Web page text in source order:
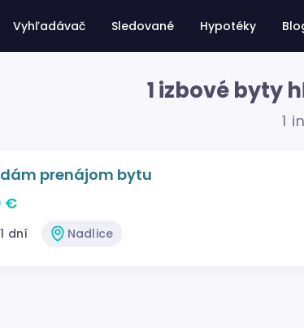
Vyhľadávač Sledované Hypotéky
1 izbové byty
1
prenájom bytu
€
dní Nadlice